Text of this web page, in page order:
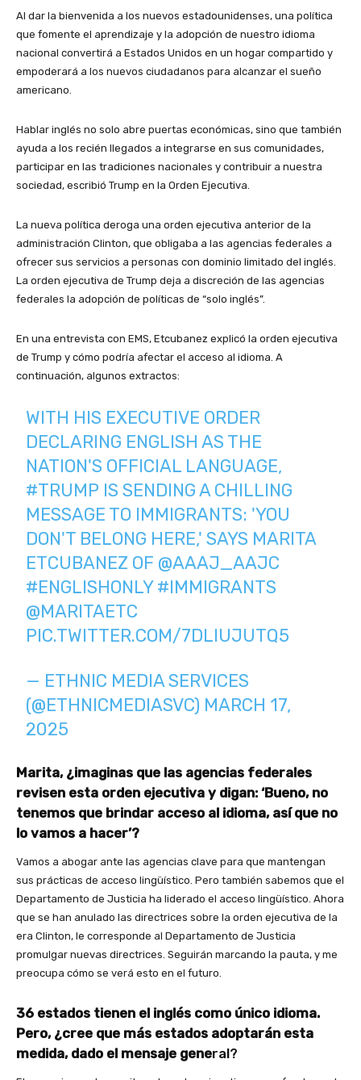
Al dar la bienvenida a los nuevos estadounidenses, una política
que fomente el aprendizaje y la adopción de nuestro idioma
nacional convertirá a Estados Unidos en un hogar compartido y
empoderará a los nuevos ciudadanos para alcanzar el sueño
americano.
Hablar inglés no solo abre puertas económicas, sino que también
ayuda a los recién llegados a integrarse en sus comunidades,
participar en las tradiciones nacionales y contribuir a nuestra
sociedad, escribió Trump en la Orden Ejecutiva.
La nueva política deroga una orden ejecutiva anterior de la
administración Clinton, que obligaba a las agencias federales a
ofrecer sus servicios a personas con dominio limitado del inglés.
La orden ejecutiva de Trump deja a discreción de las agencias
federales la adopción de políticas de “solo inglés”.
En una entrevista con EMS, Etcubanez explicó la orden ejecutiva
de Trump y cómo podría afectar el acceso al idioma. A
continuación, algunos extractos:
WITH HIS EXECUTIVE ORDER
DECLARING ENGLISH AS THE
NATION'S OFFICIAL LANGUAGE,
#TRUMP IS SENDING A CHILLING
MESSAGE TO IMMIGRANTS: 'YOU
DON'T BELONG HERE,' SAYS MARITA
ETCUBANEZ OF @AAAJ_AAJC
#ENGLISHONLY #IMMIGRANTS
@MARITAETC
PIC.TWITTER.COM/7DLIUJUTQ5
— ETHNIC MEDIA SERVICES
(@ETHNICMEDIASVC) MARCH 17,
2025
Marita, ¿imaginas que las agencias federales
revisen esta orden ejecutiva y digan: ‘Bueno, no
tenemos que brindar acceso al idioma, así que no
lo vamos a hacer’?
Vamos a abogar ante las agencias clave para que mantengan
sus prácticas de acceso lingüístico. Pero también sabemos que el
Departamento de Justicia ha liderado el acceso lingüístico. Ahora
que se han anulado las directrices sobre la orden ejecutiva de la
era Clinton, le corresponde al Departamento de Justicia
promulgar nuevas directrices. Seguirán marcando la pauta, y me
preocupa cómo se verá esto en el futuro.
36 estados tienen el inglés como único idioma.
Pero, ¿cree que más estados adoptarán esta
medida, dado el mensaje general?